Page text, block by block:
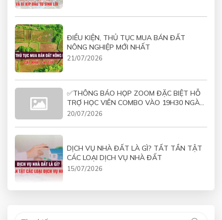
ĐIỀU KIỆN, THỦ TỤC MUA BÁN ĐẤT
NÔNG NGHIỆP MỚI NHẤT
21/07/2026
✅THÔNG BÁO HỌP ZOOM ĐẶC BIỆT HỖ
TRỢ HỌC VIÊN COMBO VÀO 19H30 NGÀY
21/07/2026
20/07/2026
DỊCH VỤ NHÀ ĐẤT LÀ GÌ? TẤT TẦN TẬT
CÁC LOẠI DỊCH VỤ NHÀ ĐẤT
15/07/2026